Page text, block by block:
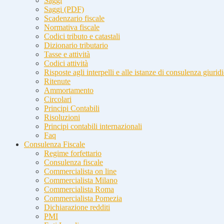
Saggi (PDF)
Scadenzario fiscale
Normativa fiscale
Codici tributo e catastali
Dizionario tributario
Tasse e attività
Codici attività
Risposte agli interpelli e alle istanze di consulenza
Ritenute
Ammortamento
Circolari
Principi Contabili
Risoluzioni
Principi contabili internazionali
Faq
Consulenza Fiscale
Regime forfettario
Consulenza fiscale
Commercialista on line
Commercialista Milano
Commercialista Roma
Commercialista Pomezia
Dichiarazione redditi
PMI